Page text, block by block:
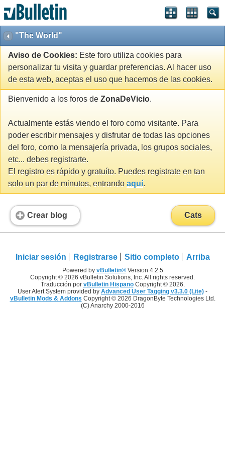
"The World"
Aviso de Cookies: Este foro utiliza cookies para
personalizar tu visita y guardar preferencias. Al hacer uso
de esta web, aceptas el uso que hacemos de las cookies.
Bienvenido a los foros de ZonaDeVicio.
Actualmente estás viendo el foro como visitante. Para
poder escribir mensajes y disfrutar de todas las opciones
del foro, como la mensajería privada, los grupos sociales,
etc... debes registrarte.
El registro es rápido y gratuíto. Puedes registrate en tan
solo un par de minutos, entrando aquí.
Crear blog Cats
Iniciar sesión Registrarse Sitio completo Arriba
Powered by vBulletin®Version 4.2.5
Copyright © 2026 vBulletin Solutions, Inc. All rights reserved.
Traducción por vBulletin HispanoCopyright © 2026.
User Alert System provided by Advanced User Tagging v3.3.0 (Lite) -
vBulletin Mods & Addons Copyright © 2026 DragonByte Technologies Ltd.
(C) Anarchy 2000-2016